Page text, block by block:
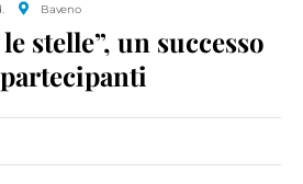
Baveno
stelle”, un successo